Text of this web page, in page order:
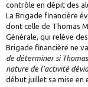
contrôle en dépit des
La Brigade financière
dont celle de Thomas
Générale, qui relève des
Brigade financière ne
de déterminer si
nature de l’activité
début juillet sa mise en